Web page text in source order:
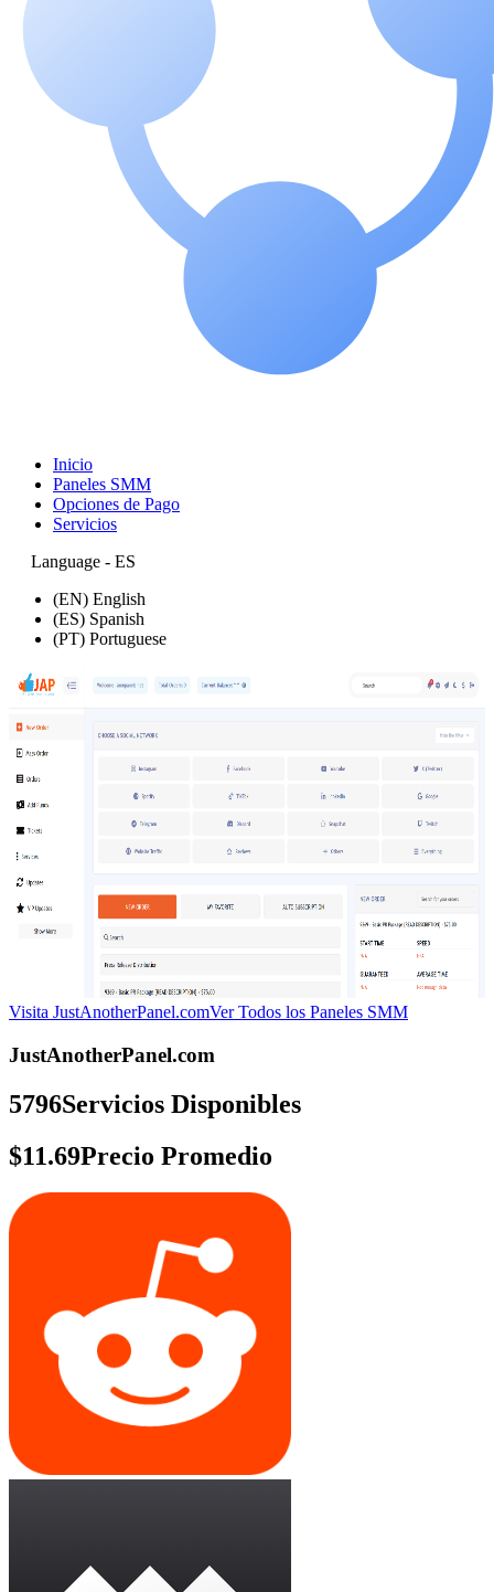
Inicio
Paneles SMM
Opciones de Pago
Servicios
Language - ES
(EN) English
(ES) Spanish
(PT) Portuguese
Visita JustAnotherPanel.comVer Todos los Paneles SMM
JustAnotherPanel.com
5796Servicios Disponibles
$11.69Precio Promedio